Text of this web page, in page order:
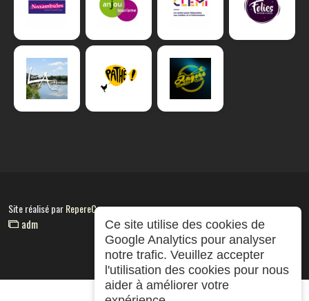
Site réalisé parRepereCom
adm
Ce site utilise des cookies de
Google Analytics pour analyser
notre trafic. Veuillez accepter
l'utilisation des cookies pour nous
aider à améliorer votre